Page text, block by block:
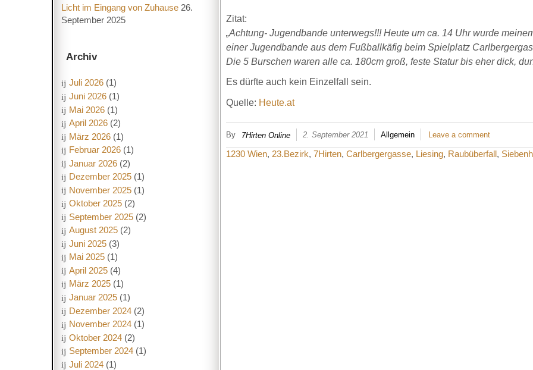
Licht im Eingang von Zuhause 26.
September 2025
Archiv
Juli 2026 (1)
Juni 2026 (1)
Mai 2026 (1)
April 2026 (2)
März 2026 (1)
Februar 2026 (1)
Januar 2026 (2)
Dezember 2025 (1)
November 2025 (1)
Oktober 2025 (2)
September 2025 (2)
August 2025 (2)
Juni 2025 (3)
Mai 2025 (1)
April 2025 (4)
März 2025 (1)
Januar 2025 (1)
Dezember 2024 (2)
November 2024 (1)
Oktober 2024 (2)
September 2024 (1)
Juli 2024 (1)
Zitat:
„Achtung- Jugendbande unterwegs!!! Heute um ca. 14 Uhr wurde
einer Jugendbande aus dem Fußballkäfig beim Spielplatz
Die 5 Burschen waren alle ca. 180cm groß, feste Statur bis eher dick,
Es dürfte auch kein Einzelfall sein.
Quelle: Heute.at
By 7Hirten Online 2. September 2021 Allgemein Leave a comment
1230 Wien, 23.Bezirk, 7Hirten, Carlbergergasse, Liesing, Raubüberfall,